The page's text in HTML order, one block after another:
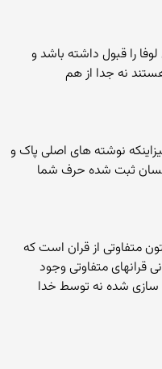
را قبول داشته باشد و
نه جدا از هم
نوشته های اصلی پاک و
ثبت شده حرف شما
متفاوتی از قران است که
قرانهای متفاوتی وجود
شده نه توسط خدا